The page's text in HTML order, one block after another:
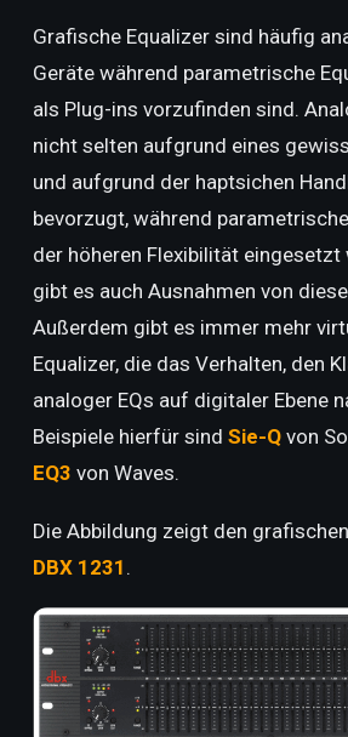
Grafische Equalizer sind häufig
Geräte während parametrische
als Plug-ins vorzufinden sind.
nicht selten aufgrund eines
und aufgrund der haptsichen
bevorzugt, während
der höheren Flexibilität eingesetzt
gibt es auch Ausnahmen von
Außerdem gibt es immer mehr
Equalizer, die das Verhalten, den
analoger EQs auf digitaler Ebene
Beispiele hierfür sind Sie-Qvon
EQ3 von Waves.
Die Abbildung zeigt den
DBX 1231 .